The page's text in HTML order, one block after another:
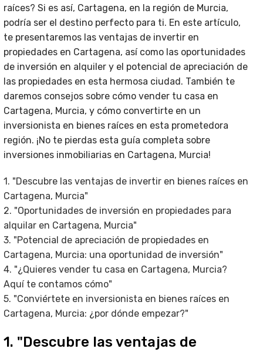
raíces? Si es así, Cartagena, en la región de Murcia,
podría ser el destino perfecto para ti. En este artículo,
te presentaremos las ventajas de invertir en
propiedades en Cartagena, así como las oportunidades
de inversión en alquiler y el potencial de apreciación de
las propiedades en esta hermosa ciudad. También te
daremos consejos sobre cómo vender tu casa en
Cartagena, Murcia, y cómo convertirte en un
inversionista en bienes raíces en esta prometedora
región. ¡No te pierdas esta guía completa sobre
inversiones inmobiliarias en Cartagena, Murcia!
1. "Descubre las ventajas de invertir en bienes raíces en
Cartagena, Murcia"
2. "Oportunidades de inversión en propiedades para
alquilar en Cartagena, Murcia"
3. "Potencial de apreciación de propiedades en
Cartagena, Murcia: una oportunidad de inversión"
4. "¿Quieres vender tu casa en Cartagena, Murcia?
Aquí te contamos cómo"
5. "Conviértete en inversionista en bienes raíces en
Cartagena, Murcia: ¿por dónde empezar?"
1. "Descubre las ventajas de